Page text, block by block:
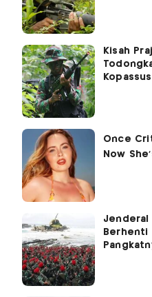
Kisah
Kopassus
Jenderal
Berhenti